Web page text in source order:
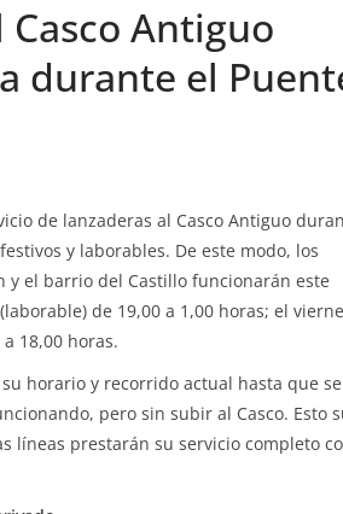
Casco Antiguo
durante el
de lanzaderas al Casco Antiguo
y laborables. De este modo, los
y el barrio del Castillo funcionarán este
de 19,00 a 1,00 horas; el
18,00 horas.
horario y recorrido actual hasta que
pero sin subir al Casco. Esto
líneas prestarán su servicio completo